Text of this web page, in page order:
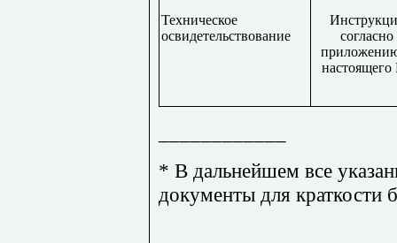
Техническое
освидетельствование
согласно
настоящего
* В дальнейшем все
документы для краткости